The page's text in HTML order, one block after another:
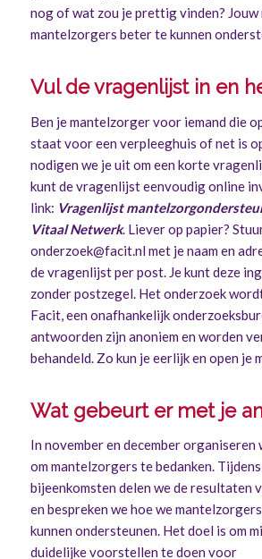
nog of wat zou je prettig vinden? Jouw
mantelzorgers beter te kunnen
Vul de vragenlijst in en
Ben je mantelzorger voor iemand die
staat voor een verpleeghuis of net is
nodigen we je uit om een korte
kunt de vragenlijst eenvoudig online
link: Vragenlijst
Vitaal Netwerk. Liever op papier?
onderzoek@facit.nl met je naam en
de vragenlijst per post. Je kunt deze
zonder postzegel. Het onderzoek
Facit, een onafhankelijk
antwoorden zijn anoniem en worden
behandeld. Zo kun je eerlijk en open je
Wat gebeurt er met je
In november en december organiseren
om mantelzorgers te bedanken.
bijeenkomsten delen we de resultaten
en bespreken we hoe we
kunnen ondersteunen. Het doel is om
duidelijke voorstellen te doen voor